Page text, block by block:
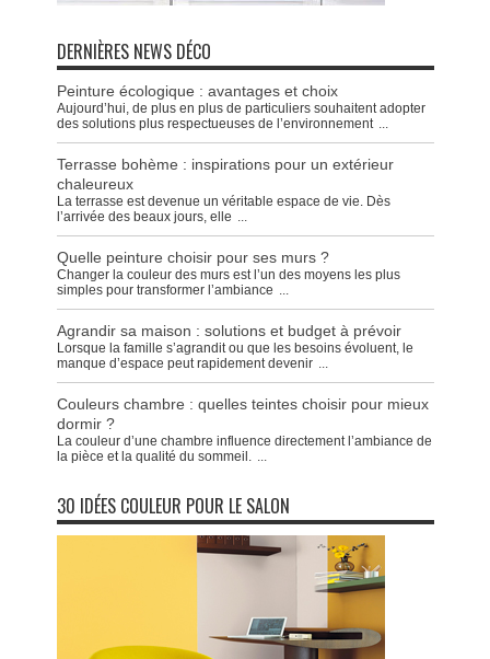
DERNIÈRES NEWS DÉCO
Peinture écologique : avantages et choix
Aujourd’hui, de plus en plus de particuliers souhaitent adopter
des solutions plus respectueuses de l’environnement ...
Terrasse bohème : inspirations pour un extérieur
chaleureux
La terrasse est devenue un véritable espace de vie. Dès
l’arrivée des beaux jours, elle ...
Quelle peinture choisir pour ses murs ?
Changer la couleur des murs est l’un des moyens les plus
simples pour transformer l’ambiance ...
Agrandir sa maison : solutions et budget à prévoir
Lorsque la famille s’agrandit ou que les besoins évoluent, le
manque d’espace peut rapidement devenir ...
Couleurs chambre : quelles teintes choisir pour mieux
dormir ?
La couleur d’une chambre influence directement l’ambiance de
la pièce et la qualité du sommeil. ...
30 IDÉES COULEUR POUR LE SALON